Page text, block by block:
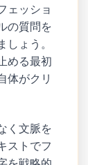
ェッショ
の質問を
ょう。
める最初
体がクリ
く文脈を
ストでフ